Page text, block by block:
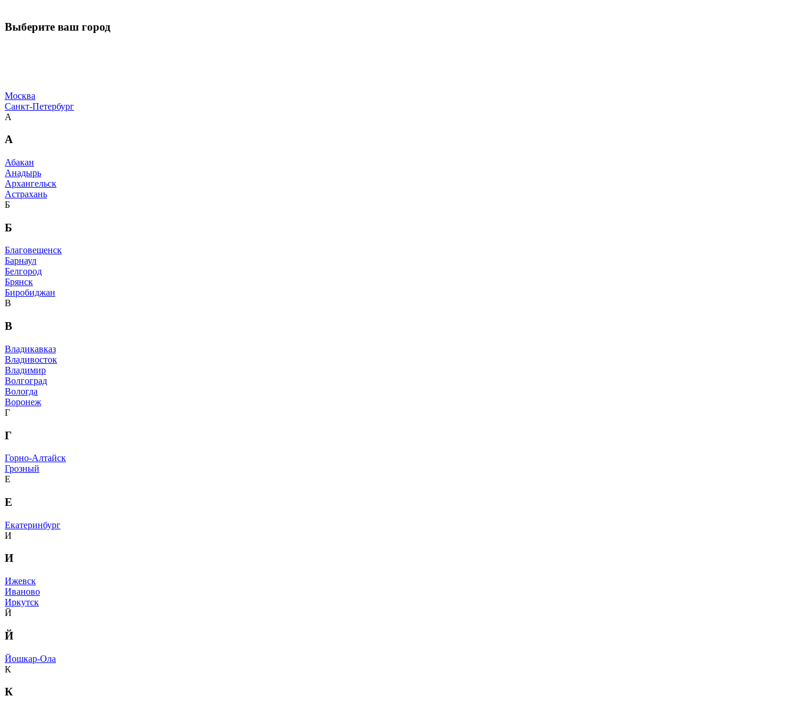
Выберите ваш город
Москва
Санкт-Петербург
А
А
Абакан
Анадырь
Архангельск
Астрахань
Б
Б
Благовещенск
Барнаул
Белгород
Брянск
Биробиджан
В
В
Владикавказ
Владивосток
Владимир
Волгоград
Вологда
Воронеж
Г
Г
Горно-Алтайск
Грозный
Е
Е
Екатеринбург
И
И
Ижевск
Иваново
Иркутск
Й
Й
Йошкар-Ола
К
К